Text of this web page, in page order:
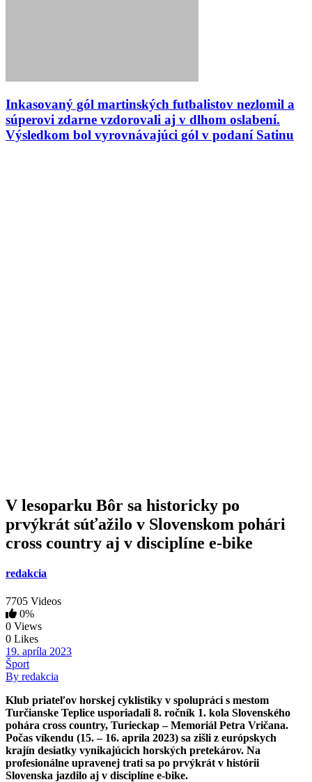
Inkasovaný gól martinských futbalistov nezlomil a
súperovi zdarne vzdorovali aj v dlhom oslabení.
Výsledkom bol vyrovnávajúci gól v podaní Satinu
V lesoparku Bôr sa historicky po
prvýkrát súťažilo v Slovenskom pohári
cross country aj v disciplíne e-bike
redakcia
7705 Videos
0%
0 Views
0 Likes
19. apríla 2023
Šport
By redakcia
Klub priateľov horskej cyklistiky v spolupráci s mestom
Turčianske Teplice usporiadali 8. ročník 1. kola Slovenského
pohára cross country, Turieckap – Memoriál Petra Vričana.
Počas víkendu (15. – 16. apríla 2023) sa zišli z európskych
krajín desiatky vynikajúcich horských pretekárov. Na
profesionálne upravenej trati sa po prvýkrát v histórii
Slovenska jazdilo aj v disciplíne e-bike.